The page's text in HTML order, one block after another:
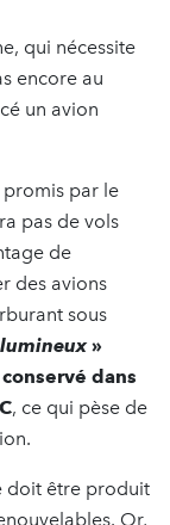
qui nécessite
encore au
un avion
promis par le
pas de vols
de
des avions
sous
»
dans
, ce qui pèse de
doit être produit
Or,